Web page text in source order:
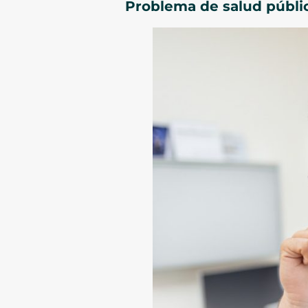
Problema de salud